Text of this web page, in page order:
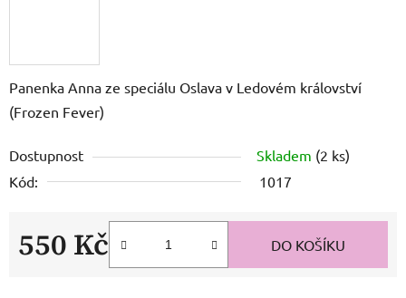
Panenka Anna ze speciálu Oslava v Ledovém království
(Frozen Fever)
Dostupnost Skladem (2 ks)
Kód:
1017
550 Kč DO KOŠÍKU